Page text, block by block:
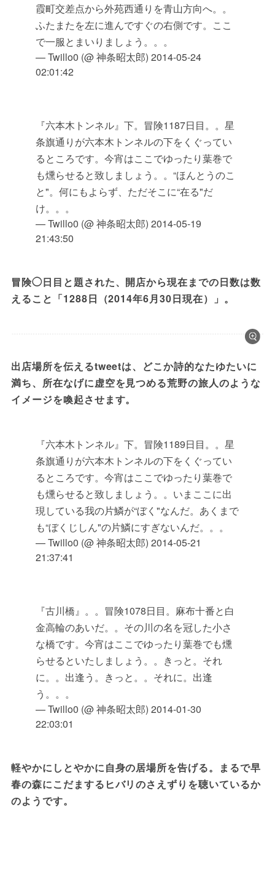
霞町交差点から外苑西通りを青山方向へ。。
ふたまたを左に進んですぐの右側です。ここ
で一服とまいりましょう。。。
— Twillo0 (@ 神条昭太郎) 2014-05-24
02:01:42
『六本木トンネル』下。冒険1187日目。。星
条旗通りが六本木トンネルの下をくぐってい
るところです。今宵はここでゆったり葉巻で
も燻らせると致しましょう。。“ほんとうのこ
と"。何にもよらず、ただそこに“在る"だ
け。。。
— Twillo0 (@ 神条昭太郎) 2014-05-19
21:43:50
冒険◯日目と題された、開店から現在までの日数は数
えること「1288日（2014年6月30日現在）」。
出店場所を伝えるtweetは、どこか詩的なたゆたいに
満ち、所在なげに虚空を見つめる荒野の旅人のような
イメージを喚起させます。
『六本木トンネル』下。冒険1189日目。。星
条旗通りが六本木トンネルの下をくぐってい
るところです。今宵はここでゆったり葉巻で
も燻らせると致しましょう。。いまここに出
現している我の片鱗が“ぼく"なんだ。あくまで
も“ぼくじしん"の片鱗にすぎないんだ。。。
— Twillo0 (@ 神条昭太郎) 2014-05-21
21:37:41
『古川橋』。。冒険1078日目。麻布十番と白
金高輪のあいだ。。その川の名を冠した小さ
な橋です。今宵はここでゆったり葉巻でも燻
らせるといたしましょう。。きっと。それ
に。。出逢う。きっと。。それに。出逢
う。。。
— Twillo0 (@ 神条昭太郎) 2014-01-30
22:03:01
軽やかにしとやかに自身の居場所を告げる。まるで早
春の森にこだまするヒバリのさえずりを聴いているか
のようです。